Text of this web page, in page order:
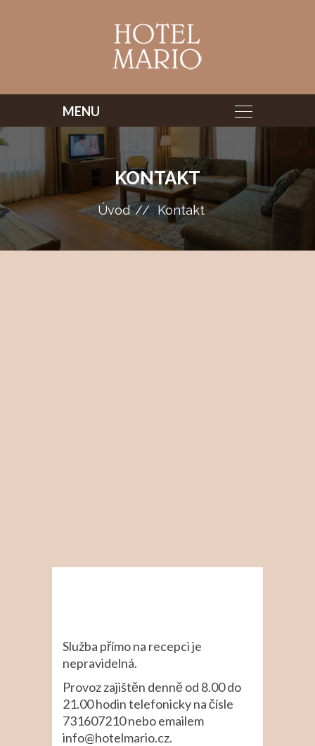
KONTAKT
Úvod Kontakt
Služba přímo na recepci je
nepravidelná.
Provoz zajištěn denně od 8.00 do
21.00 hodin telefonicky na čísle
731607210 nebo emailem
info@hotelmario.cz.